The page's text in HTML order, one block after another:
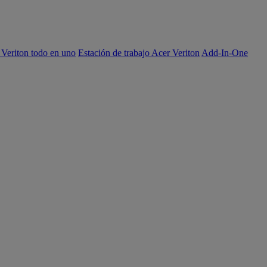
todo en uno Estación de trabajo Acer Veriton Add-In-One